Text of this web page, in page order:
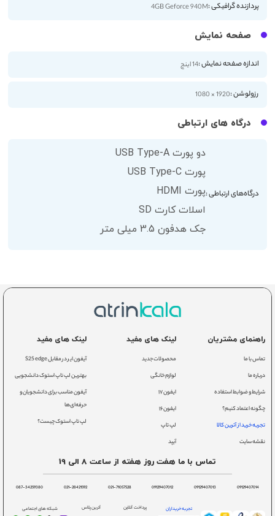
پردازنده گرافیکی :4GB Geforce 940M
صفحه نمایش
اندازه صفحه نمایش :14 اینچ
رزولوشن :1920 × 1080
درگاه های ارتباطی
درگاه‌های ارتباطی :
دو پورت USB Type-A
پورت USB Type-C
پورت HDMI
اسلات کارت SD
جک هدفون 3.5 میلی متر
راهنمای مشتریان
تماس با ما
درباره ما
شرایط و ضوابط استفاده
چگونه اعتماد کنیم؟
تجربه خرید از آترین کالا
نقشه سایت
لینک های مفید
محصولات جدید
لوازم خانگی
ایفون ۱۷
ایفون ۱۶
لپ تاپ
آیپد
لینک های مفید
آیفون ایر در مقابل S25 edge
بهترین لپ تاپ استوک دانشجویی
آیفون مناسب برای دانشجویان و
حرفه‌ای‌ها
لپ تاپ استوک چیست؟
تماس با ما هفت روز هفته از ساعت 8 الی 19
09129407014
09129407013
09129407012
021-71057528
021-28421592
087-34259380
تجربه خریداران پرداخت آنلاین آترین پلاس شبکه های اجتماعی